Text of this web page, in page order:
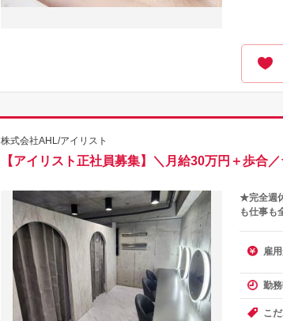
株式会社AHL/アイリスト
【アイリスト正社員募集】＼月給30万円＋歩
★完全週
も仕事も
雇
勤
こ